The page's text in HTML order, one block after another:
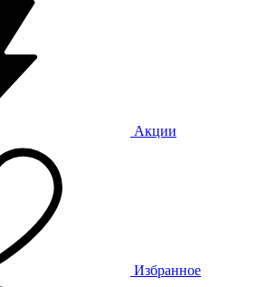
Акции
Избранное